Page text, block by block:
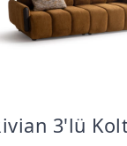
3'lü